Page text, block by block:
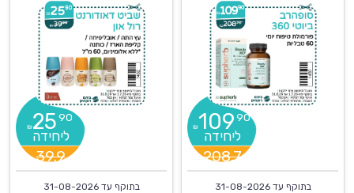
₪10990
208.7
בתוקף עד31-08-2026
₪2590
39.9
בתוקף עד31-08-2026